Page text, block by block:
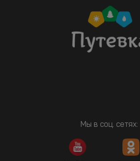
Мы в соц. сетях: